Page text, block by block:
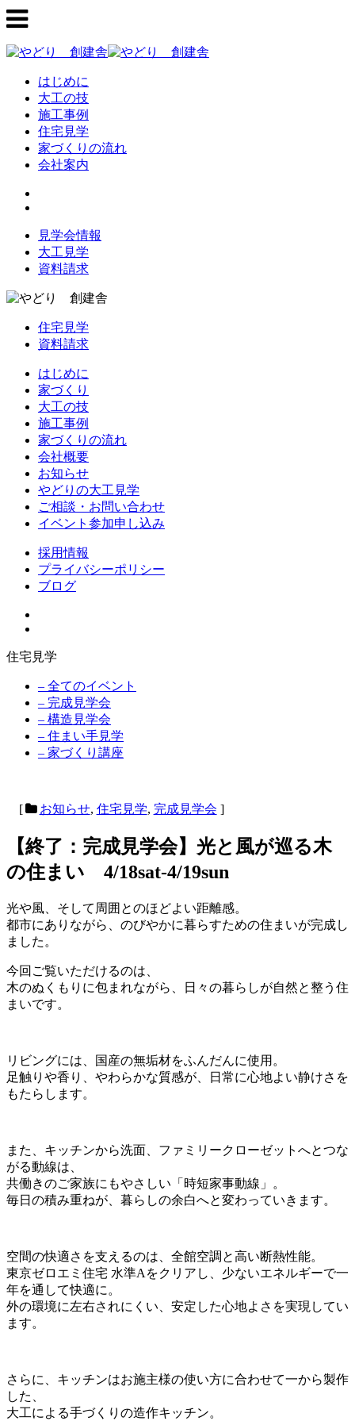
はじめに
大工の技
施工事例
住宅見学
家づくりの流れ
会社案内
見学会情報
大工見学
資料請求
住宅見学
資料請求
はじめに
家づくり
大工の技
施工事例
家づくりの流れ
会社概要
お知らせ
やどりの大工見学
ご相談・お問い合わせ
イベント参加申し込み
採用情報
プライバシーポリシー
ブログ
住宅見学
– 全てのイベント
– 完成見学会
– 構造見学会
– 住まい手見学
– 家づくり講座
[ お知らせ, 住宅見学, 完成見学会 ]
【終了：完成見学会】光と風が巡る木
の住まい 4/18sat-4/19sun
光や風、そして周囲とのほどよい距離感。
都市にありながら、のびやかに暮らすための住まいが完成し
ました。
今回ご覧いただけるのは、
木のぬくもりに包まれながら、日々の暮らしが自然と整う住
まいです。
リビングには、国産の無垢材をふんだんに使用。
足触りや香り、やわらかな質感が、日常に心地よい静けさを
もたらします。
また、キッチンから洗面、ファミリークローゼットへとつな
がる動線は、
共働きのご家族にもやさしい「時短家事動線」。
毎日の積み重ねが、暮らしの余白へと変わっていきます。
空間の快適さを支えるのは、全館空調と高い断熱性能。
東京ゼロエミ住宅 水準Aをクリアし、少ないエネルギーで一
年を通して快適に。
外の環境に左右されにくい、安定した心地よさを実現してい
ます。
さらに、キッチンはお施主様の使い方に合わせて一から製作
した、
大工による手づくりの造作キッチン。